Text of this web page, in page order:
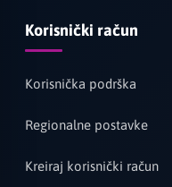
Korisnički račun
Korisnička podrška
Regionalne postavke
Kreiraj korisnički račun